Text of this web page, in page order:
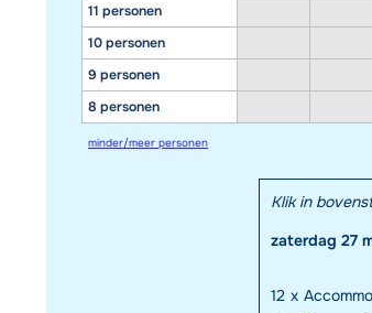
11 personen
10 personen
9 personen
8 personen
minder/meer personen
Klik in
zaterdag 27
12 x